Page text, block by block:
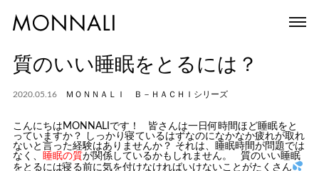
質のいい睡眠をとるには？
2020.05.16 ＭＯＮＮＡＬＩ Ｂ－ＨＡＣＨＩシリーズ
こんにちはMONNALIです！ 皆さんは一日何時間ほど睡眠をと
っていますか？ しっかり寝ているはずなのになかなか疲れが取れ
ないと言った経験はありませんか？ それは、睡眠時間が問題では
なく、 睡眠の質が関係しているかもしれません。 質のいい睡眠
をとるには寝る前に気を付けなければいけないことがたくさん